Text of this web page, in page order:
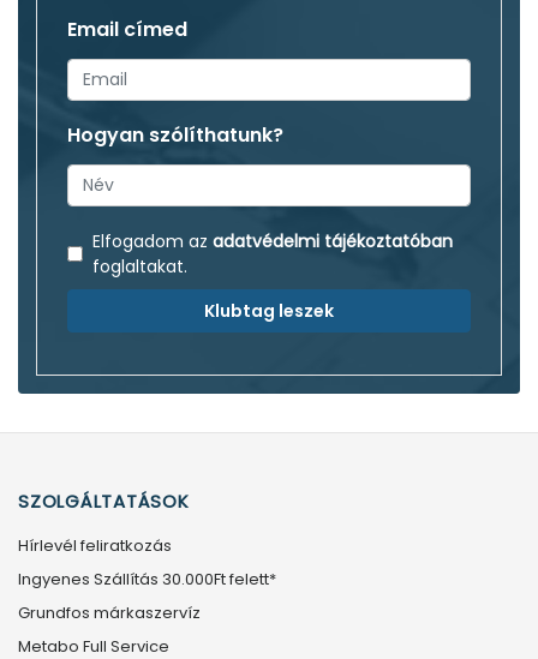
Email címed
Hogyan szólíthatunk?
Elfogadom az adatvédelmi tájékoztatóban
foglaltakat.
Klubtag leszek
SZOLGÁLTATÁSOK
Hírlevél feliratkozás
Ingyenes Szállítás 30.000Ft felett*
Grundfos márkaszervíz
Metabo Full Service